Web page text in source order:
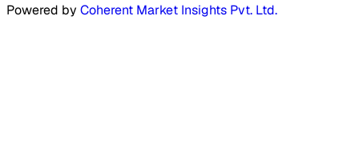
Powered by Coherent Market Insights Pvt. Ltd.